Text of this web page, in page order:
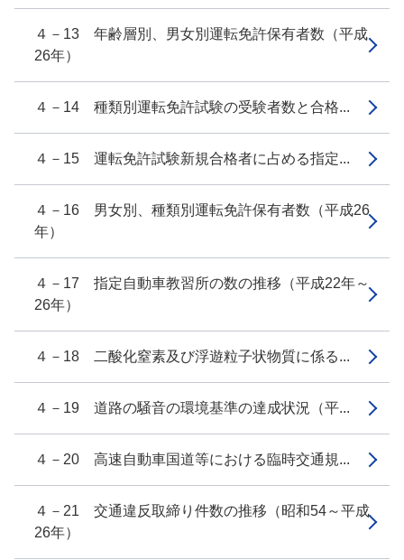
４－13 年齢層別、男女別運転免許保有者数（平成
26年）
４－14 種類別運転免許試験の受験者数と合格...
４－15 運転免許試験新規合格者に占める指定...
４－16 男女別、種類別運転免許保有者数（平成26
年）
４－17 指定自動車教習所の数の推移（平成22年～
26年）
４－18 二酸化窒素及び浮遊粒子状物質に係る...
４－19 道路の騒音の環境基準の達成状況（平...
４－20 高速自動車国道等における臨時交通規...
４－21 交通違反取締り件数の推移（昭和54～平成
26年）